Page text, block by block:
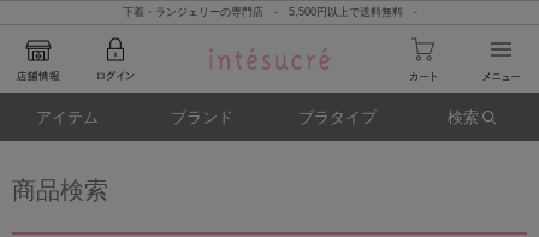
下着・ランジェリーの専門店 - 5,500円以上で送料無料 -
アイテム ブランド ブラタイプ 検索
商品検索